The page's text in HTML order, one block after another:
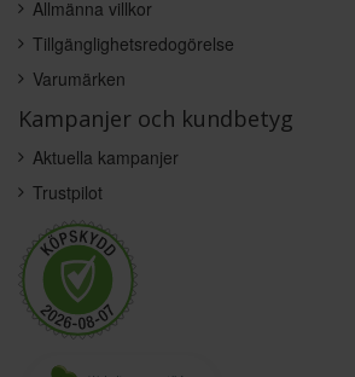
Allmänna villkor
Tillgänglighetsredogörelse
Varumärken
Kampanjer och kundbetyg
Aktuella kampanjer
Trustpilot